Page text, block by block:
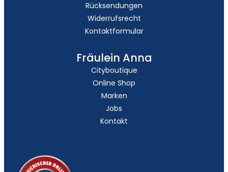
Rücksendungen
Widerrufsrecht
Kontaktformular
Fräulein Anna
Cityboutique
Online Shop
Marken
Jobs
Kontakt